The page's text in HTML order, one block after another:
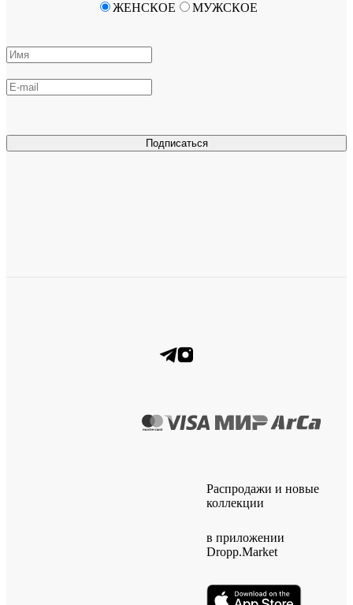
Подписаться
ЖЕНСКОЕ МУЖСКОЕ
Распродажи и новые
коллекции
в приложении
Dropp.Market